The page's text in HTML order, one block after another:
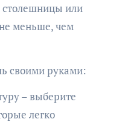
столешницы или
меньше, чем
своими руками:
– выберите
легко